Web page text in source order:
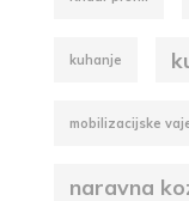
kuhanje
mobilizacijske
naravna